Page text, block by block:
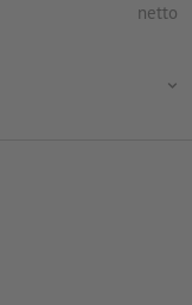
netto